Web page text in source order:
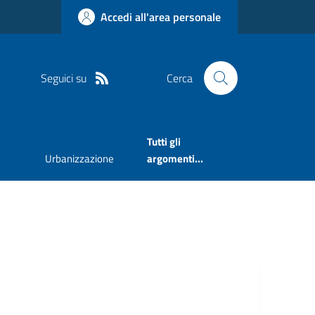
Accedi all'area personale
Seguici su Cerca
Urbanizzazione
Tutti gli
argomenti...